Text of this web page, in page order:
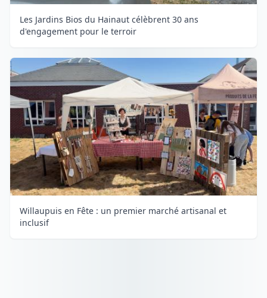
Les Jardins Bios du Hainaut célèbrent 30 ans
d'engagement pour le terroir
Willaupuis en Fête : un premier marché artisanal et
inclusif